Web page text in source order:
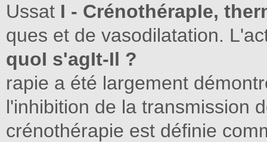
Ussat I - CrénothérapIe,
ques et de vasodilatation.
quoI s'agIt-Il ?
rapie a été largement
l'inhibition de la transmission
crénothérapie est définie